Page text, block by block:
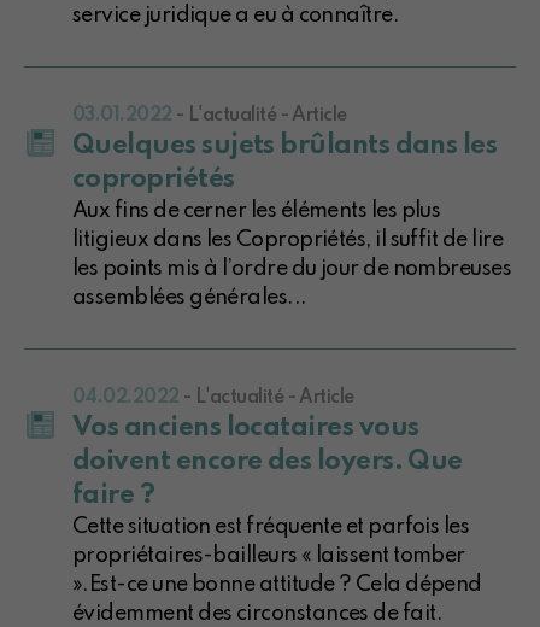
service juridique a eu à connaître.
03.01.2022 - L'actualité - Article
Quelques sujets brûlants dans les
copropriétés
Aux fins de cerner les éléments les plus
litigieux dans les Copropriétés, il suffit de lire
les points mis à l’ordre du jour de nombreuses
assemblées générales...
04.02.2022 - L'actualité - Article
Vos anciens locataires vous
doivent encore des loyers. Que
faire ?
Cette situation est fréquente et parfois les
propriétaires-bailleurs « laissent tomber
».Est-ce une bonne attitude ? Cela dépend
évidemment des circonstances de fait.